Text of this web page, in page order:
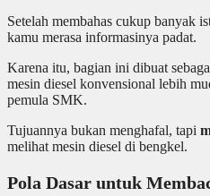
Setelah membahas cukup banyak
kamu merasa informasinya padat.
Karena itu, bagian ini dibuat
mesin diesel konvensional lebih
pemula SMK.
Tujuannya bukan menghafal, tapi
melihat mesin diesel di bengkel.
Pola Dasar untuk